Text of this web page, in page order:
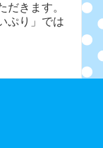
だきます。
ぷり」では